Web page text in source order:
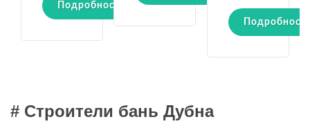
Подробности
# Строители бань Дубна